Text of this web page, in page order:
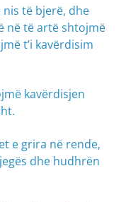
të bjerë, dhe
në të artë shtojmë
t’i kavërdisim
kavërdisjen
e grira në rende,
dhe hudhrën